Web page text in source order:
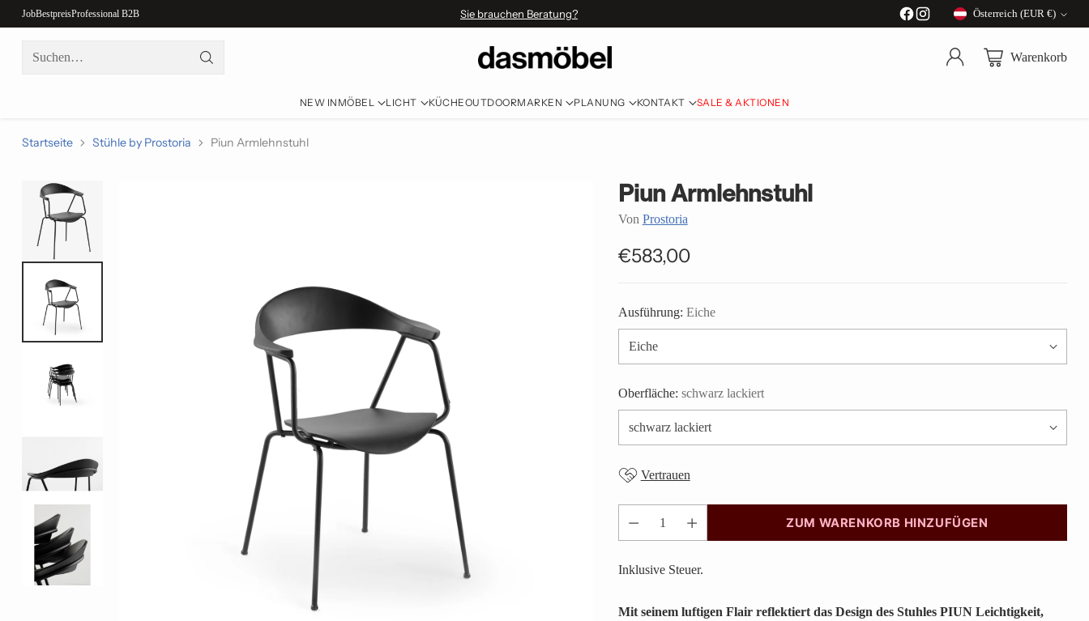
JobBestpreisProfessional B2B Sie brauchen Beratung?
Währung
Österreich (EUR €)
Suchen… Warenkorb
NEW IN MÖBEL LICHT KÜCHEOUTDOORMARKEN PLANUNG KONTAKT SALE & AKTIONEN
Startseite Stühle by Prostoria Piun Armlehnstuhl
Piun Armlehnstuhl
Von Prostoria
Normaler
€583,00
Ausführung: Eiche
Oberfläche: schwarz lackiert
Vertrauen
Anzahl
ZUM WARENKORB HINZUFÜGEN
Inklusive Steuer.
Mit seinem luftigen Flair reflektiert das Design des Stuhles PIUN Leichtigkeit,